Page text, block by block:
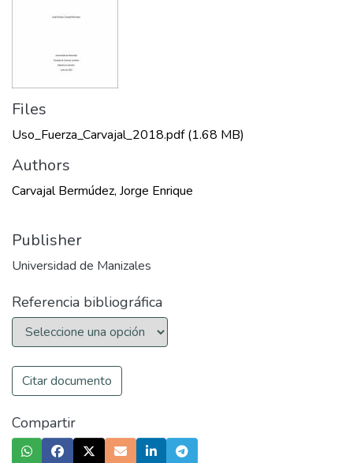
Files
Uso_Fuerza_Carvajal_2018.pdf(1.68 MB)
Authors
Carvajal Bermúdez, Jorge Enrique
Publisher
Universidad de Manizales
Referencia bibliográfica
Citar documento
Compartir